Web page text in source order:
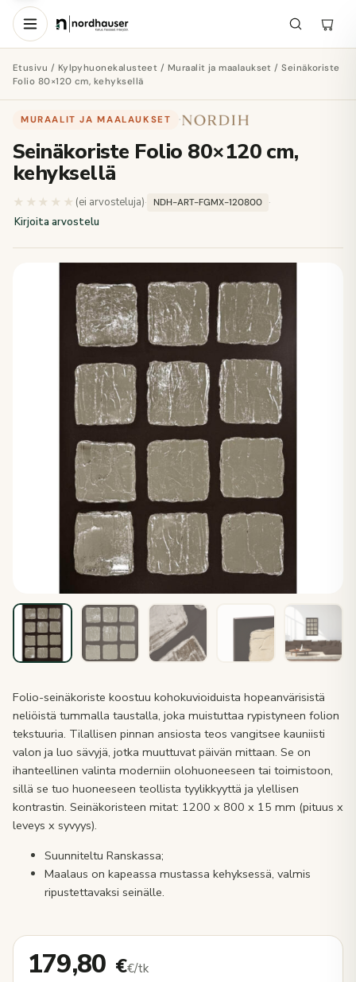
Etusivu / Kylpyhuonekalusteet / Muraalit ja maalaukset / Seinäkoriste
Folio 80×120 cm, kehyksellä
MURAALIT JA MAALAUKSET ·
Seinäkoriste Folio 80×120 cm,
kehyksellä
★★★★★ ★★★★★
(ei arvosteluja)· NDH-ART-FGMX-120800
·
Kirjoita arvostelu
Folio-seinäkoriste koostuu kohokuvioiduista hopeanvärisistä
neliöistä tummalla taustalla, joka muistuttaa rypistyneen folion
tekstuuria. Tilallisen pinnan ansiosta teos vangitsee kauniisti
valon ja luo sävyjä, jotka muuttuvat päivän mittaan. Se on
ihanteellinen valinta moderniin olohuoneeseen tai toimistoon,
sillä se tuo huoneeseen teollista tyylikkyyttä ja ylellisen
kontrastin. Seinäkoristeen mitat: 1200 x 800 x 15 mm (pituus x
leveys x syvyys).
Suunniteltu Ranskassa;
Maalaus on kapeassa mustassa kehyksessä, valmis
ripustettavaksi seinälle.
179,80 €€/tk